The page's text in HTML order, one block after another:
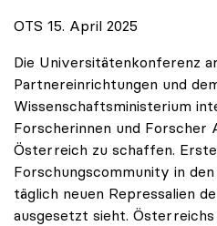
OTS 15. April 2025
Die Universitätenkonferenz
Partnereinrichtungen und
Wissenschaftsministerium
Forscherinnen und Forscher
Österreich zu schaffen.
Forschungscommunity in
täglich neuen Repressalien
ausgesetzt sieht.